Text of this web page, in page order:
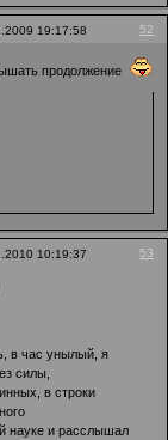
52
19:17:58
продолжение
53
10:19:37
в час унылый, я
силы,
в строки
науке и расслышал